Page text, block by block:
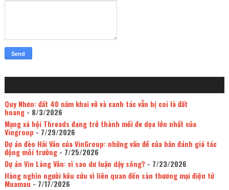
Quy Nhơn: đất 40 năm khai vỡ và canh tác vẫn bị coi là đất
hoang- 8/3/2026
Mạng xã hội Threads đang trở thành mối đe dọa lớn nhất của
Vingroup - 7/29/2026
Dự án đèo Hải Vân của VinGroup: những vấn đề của bản đánh giá tác
động môi trường- 7/25/2026
Dự án Vin Làng Vân: vì sao dư luận dậy sóng?- 7/23/2026
Hàng nghìn người kêu cứu vì liên quan đến sàn thương mại điện tử
Muamau- 7/17/2026